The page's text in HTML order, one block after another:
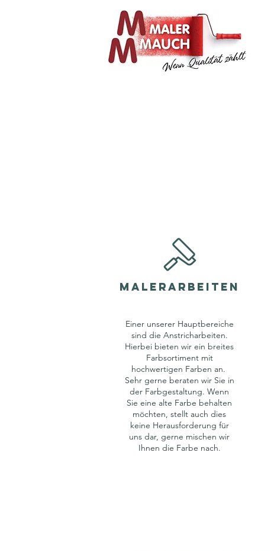
MALErARBEITEN
Einer unserer Hauptbereiche
sind die Anstricharbeiten.
Hierbei bieten wir ein breites
Farbsortiment mit
hochwertigen Farben an.
Sehr gerne beraten wir Sie in
der Farbgestaltung. Wenn
Sie eine alte Farbe behalten
möchten, stellt auch dies
keine Herausforderung für
uns dar, gerne mischen wir
Ihnen die Farbe nach.